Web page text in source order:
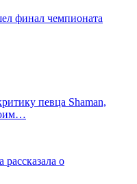
финал чемпионата
певца Shaman,
о